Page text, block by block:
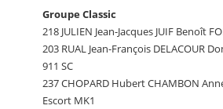
Groupe Classic
218 JULIEN Jean-Jacques JUIF Benoît
203 RUAL Jean-François DELACOUR
911 SC
237 CHOPARD Hubert CHAMBON
Escort MK1